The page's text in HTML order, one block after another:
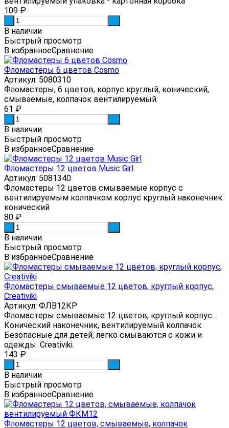
109 ₽
В наличии
Быстрый просмотр
В избранноеСравнение
Фломастеры 6 цветов Cosmo
Артикул: 5080310
Фломастеры, 6 цветов, корпус круглый, конический,
смываемые, колпачок вентилируемый
61 ₽
В наличии
Быстрый просмотр
В избранноеСравнение
Фломастеры 12 цветов Music Girl
Артикул: 5081340
Фломастеры 12 цветов смываемые корпус с
вентилируемым колпачком корпус круглый наконечник
конический
80 ₽
В наличии
Быстрый просмотр
В избранноеСравнение
Фломастеры смываемые 12 цветов, круглый корпус,
Creativiki
Артикул: ФЛВ12КР
Фломастеры смываемые 12 цветов, круглый корпус.
Конический наконечник, вентилируемый колпачок.
Безопасные для детей, легко смываются с кожи и
одежды. Creativiki.
143 ₽
В наличии
Быстрый просмотр
В избранноеСравнение
Фломастеры 12 цветов, смываемые, колпачок